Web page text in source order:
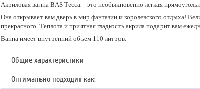
Акриловая ванна BAS Тесса – это необыкновенно легкая
Она открывает вам дверь в мир фантазии и королевского отдыха!
прекрасного. Теплота и приятная гладкость акрила подарит вам
Ванна имеет внутренний объем 110 литров.
Общие характеристики
Оптимально подходит как: